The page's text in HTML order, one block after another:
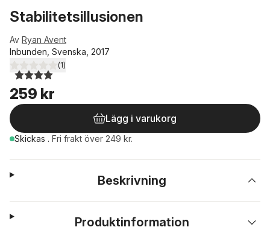
Stabilitetsillusionen
Av Ryan Avent
Inbunden, Svenska, 2017
4,0utav 5 stjärnor. Totalt antal röster:
(1)
259 kr
Lägg i varukorg
Skickas . Fri frakt över 249 kr.
Beskrivning
Produktinformation